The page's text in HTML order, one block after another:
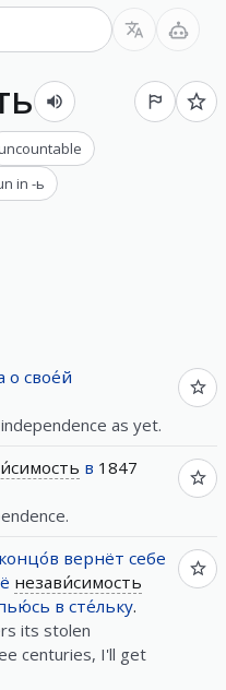
in -ь
о свое́й
as yet.
в 1847
вернёт себе
незави́симость
в сте́льку.
its stolen
centuries, I'll get